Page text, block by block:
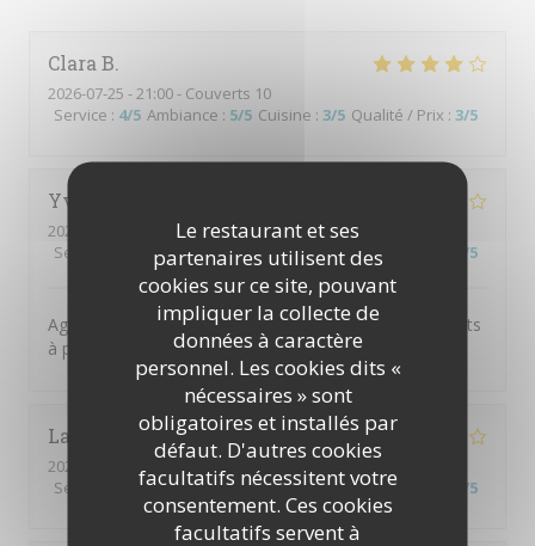
Le restaurant et ses
partenaires utilisent des
cookies sur ce site, pouvant
impliquer la collecte de
données à caractère
personnel. Les cookies dits «
nécessaires » sont
obligatoires et installés par
défaut. D'autres cookies
facultatifs nécessitent votre
consentement. Ces cookies
facultatifs servent à
Clara B
2026-07-25 - 21:00 - Couverts 10
Service : 4/5 Ambiance : 5/5 Cuisine : 3/5 Qualité / Prix : 3/5
Yvana
2026-07-25
- 20:00 - Couverts 7
Service
Ambiance:4/5 Cuisine:4/5 Qualité / Prix /5
Agréable restaurant, personnel sympathique. Bons plats
à prix corrects.
Laurent
2026-07-23
- 13:00 - Couverts 2
Service
/5 Ambiance: 4 /5 Cuisine:4/5 Qualité / Prix /5